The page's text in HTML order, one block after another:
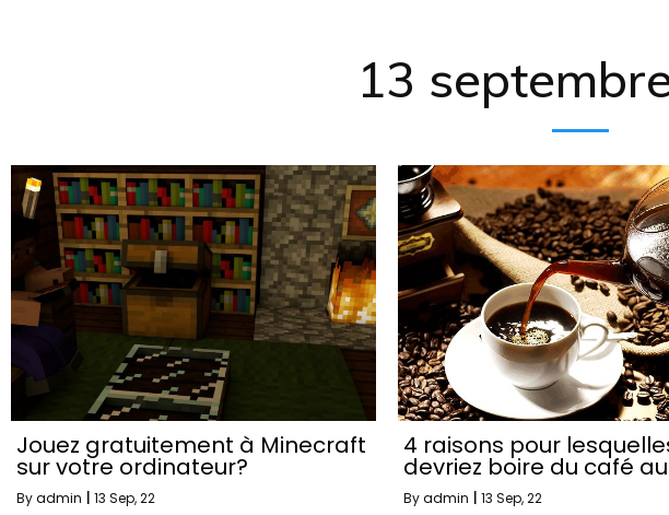
13
Jouez gratuitement à Minecraft
sur votre ordinateur?
Byadmin 13 Sep, 22
4 raisons pour
devriez boire du café
Byadmin 13 Sep, 22